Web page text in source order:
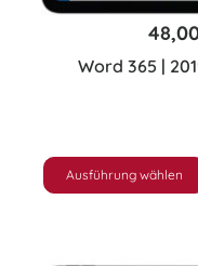
gewählt
Word 365 |
Ausführung wählen
Dieses